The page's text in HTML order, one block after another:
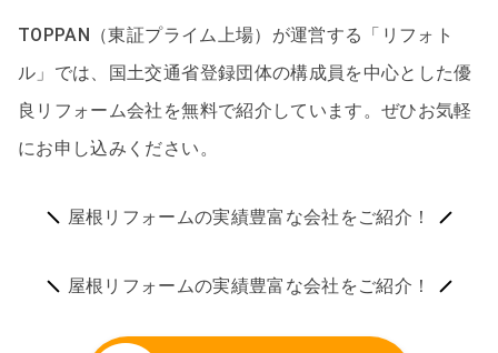
TOPPAN（東証プライム上場）が運営する「リフォト
ル」では、国土交通省登録団体の構成員を中心とした優
良リフォーム会社を無料で紹介しています。ぜひお気軽
にお申し込みください。
屋根リフォームの実績豊富な会社をご紹介！
屋根リフォームの実績豊富な会社をご紹介！